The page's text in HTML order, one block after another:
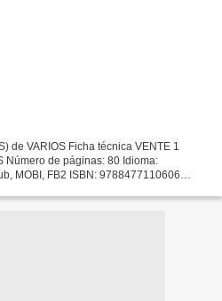
de VARIOS Ficha técnica VENTE 1
Número de páginas: 80 Idioma:
MOBI, FB2 ISBN: 9788477110606